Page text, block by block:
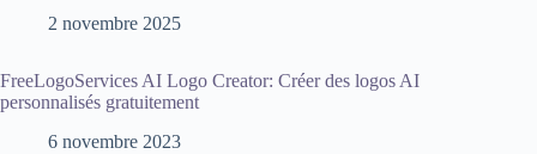
2 novembre 2025
FreeLogoServices AI Logo Creator: Créer des logos AI
personnalisés gratuitement
6 novembre 2023